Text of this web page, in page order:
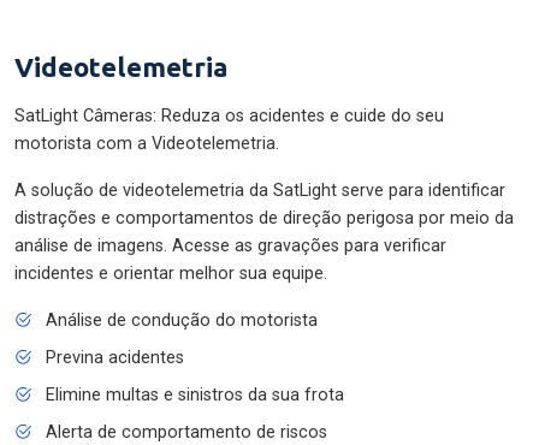
Videotelemetria
SatLight Câmeras: Reduza os acidentes e cuide do seu
motorista com a Videotelemetria.
A solução de videotelemetria da SatLight serve para identificar
distrações e comportamentos de direção perigosa por meio da
análise de imagens. Acesse as gravações para verificar
incidentes e orientar melhor sua equipe.
Análise de condução do motorista
Previna acidentes
Elimine multas e sinistros da sua frota
Alerta de comportamento de riscos